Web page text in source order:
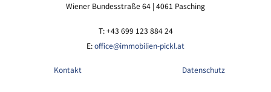
Wiener Bundesstraße 64 | 4061 Pasching
T: +43 699 123 884 24
E:office@immobilien-pickl.at
Kontakt Datenschutz